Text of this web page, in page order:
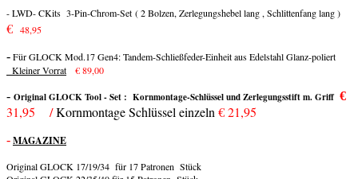
- LWD- CKits 3-Pin-Chrom-Set ( 2 Bolzen, Zerlegungshebel lang , Schlittenfang lang )
€ 48,95
-Für GLOCK Mod.17 Gen4: Tandem-Schließfeder-Einheit aus Edelstahl Glanz-poliert
Kleiner Vorrat
€89,00
- Original GLOCK Tool - Set : Kornmontage-Schlüssel und Zerlegungsstift m. Griff €
31,95 /Kornmontage Schlüssel einzeln€ 21,95
-MAGAZINE
Original GLOCK 17/19/34 für 17 Patronen Stück